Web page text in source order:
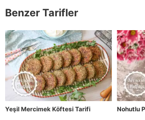
Benzer Tarifler
Yeşil Mercimek Köftesi Tarifi Nohutlu